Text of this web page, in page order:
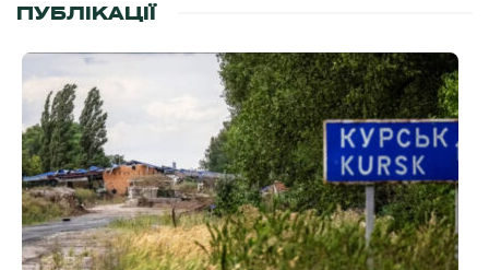
ПУБЛІКАЦІЇ